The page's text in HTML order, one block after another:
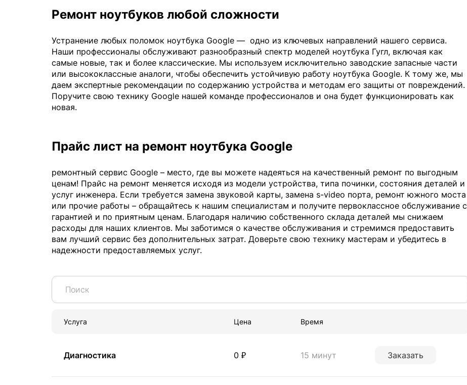
Ремонт ноутбуков любой сложности
Устранение любых поломок ноутбука Google — одно из ключевых направлений нашего сервиса.
Наши профессионалы обслуживают разнообразный спектр моделей ноутбука Гугл, включая как
самые новые, так и более классические. Мы используем исключительно заводские запасные части
или высококлассные аналоги, чтобы обеспечить устойчивую работу ноутбука Google. К тому же, мы
даем экспертные рекомендации по содержанию устройства и методам его защиты от повреждений.
Поручите свою технику Google нашей команде профессионалов и она будет функционировать как
новая.
Прайс лист на ремонт ноутбука Google
ремонтный сервис Google – место, где вы можете надеяться на качественный ремонт по выгодным
ценам! Прайс на ремонт меняется исходя из модели устройства, типа починки, состояния деталей и
услуг инженера. Если требуется замена звуковой карты, замена s-video порта, ремонт южного моста
или прочие работы – обращайтесь к нашим специалистам и получите первоклассное обслуживание с
гарантией и по приятным ценам. Благодаря наличию собственного склада деталей мы снижаем
расходы для наших клиентов. Мы заботимся о качестве обслуживания и стремимся предоставить
вам лучший сервис без дополнительных затрат. Доверьте свою технику мастерам и убедитесь в
надежности предоставляемых услуг.
Услуга Цена Время
Диагностика 0 ₽ 15 минут Заказать